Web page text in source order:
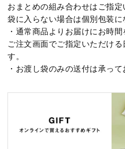
おまとめの組み合わせはご指定
袋に入らない場合は個別包装に
・通常商品よりお届けにお時間
ご注文画面でご指定いただけ
す。
・お渡し袋のみの送付は承って